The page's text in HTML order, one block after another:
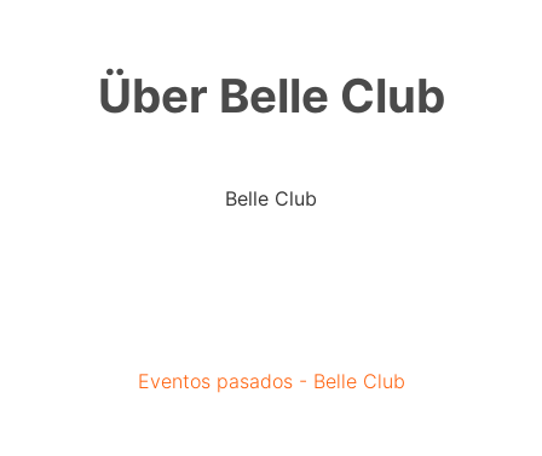
Über Belle Club
Belle Club
Eventos pasados - Belle Club